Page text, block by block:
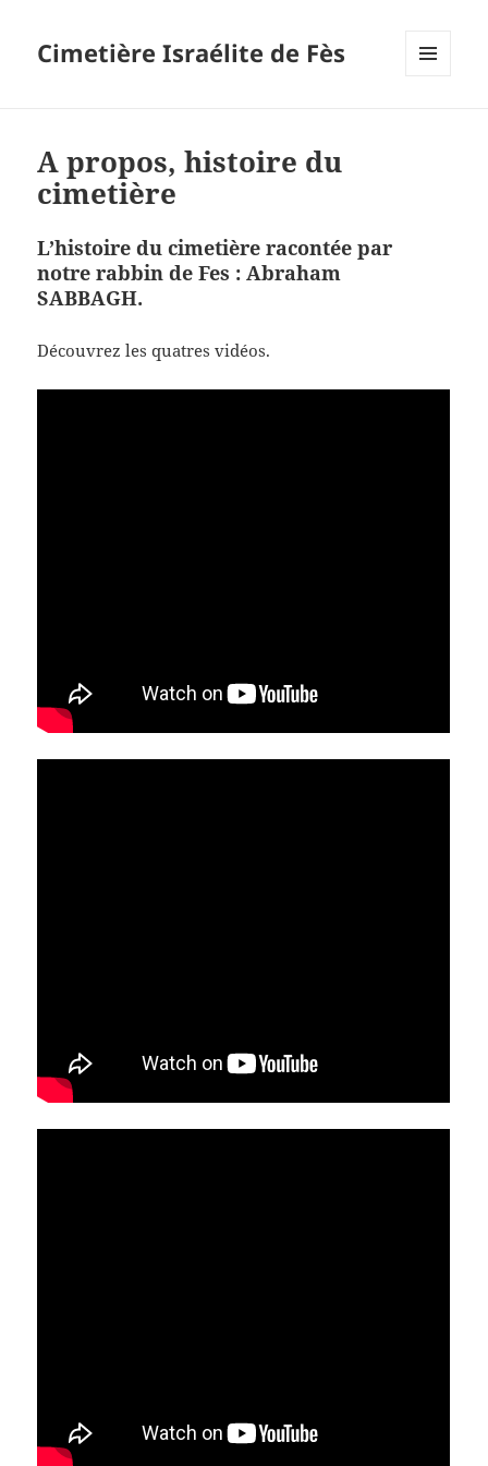
Cimetière Israélite de Fès
A propos, histoire du
cimetière
L’histoire du cimetière racontée par
notre rabbin de Fes : Abraham
SABBAGH.
Découvrez les quatres vidéos.